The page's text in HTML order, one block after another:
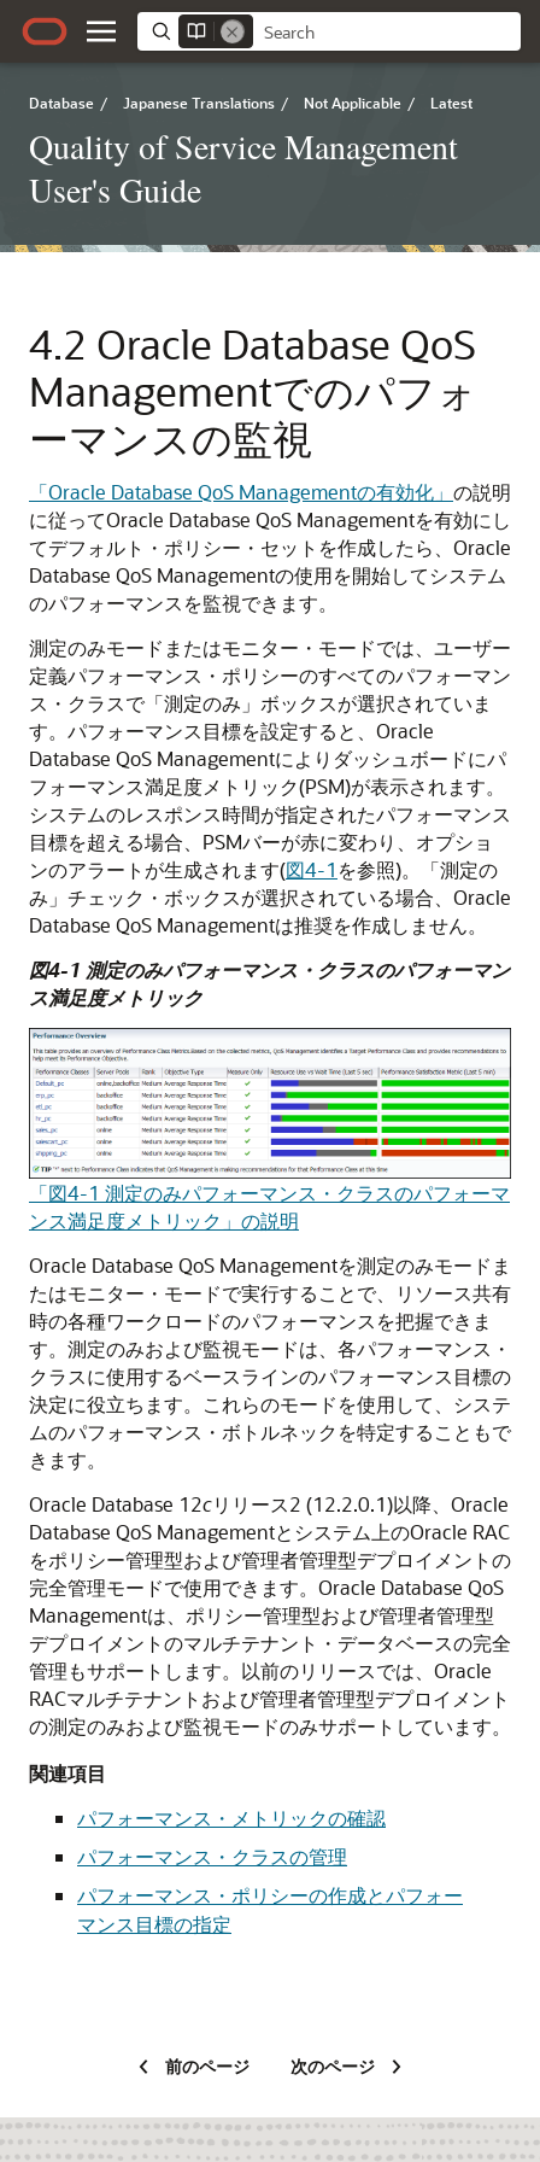
Database / Japanese Translations / Not Applicable / Latest
Quality of Service Management
User's Guide
4.2 Oracle Database QoS
Managementでのパフォ
ーマンスの監視
「Oracle Database QoS Managementの有効化」 の説明
に従ってOracle Database QoS Managementを有効にし
てデフォルト・ポリシー・セットを作成したら、Oracle
Database QoS Managementの使用を開始してシステム
のパフォーマンスを監視できます。
測定のみモードまたはモニター・モードでは、ユーザー
定義パフォーマンス・ポリシーのすべてのパフォーマン
ス・クラスで「測定のみ」ボックスが選択されていま
す。パフォーマンス目標を設定すると、Oracle
Database QoS Managementによりダッシュボードにパ
フォーマンス満足度メトリック(PSM)が表示されます。
システムのレスポンス時間が指定されたパフォーマンス
目標を超える場合、PSMバーが赤に変わり、オプショ
ンのアラートが生成されます(図4-1 を参照)。「測定の
み」チェック・ボックスが選択されている場合、Oracle
Database QoS Managementは推奨を作成しません。
図4-1 測定のみパフォーマンス・クラスのパフォーマン
ス満足度メトリック
「図4-1 測定のみパフォーマンス・クラスのパフォーマ
ンス満足度メトリック」の説明
Oracle Database QoS Managementを測定のみモードま
たはモニター・モードで実行することで、リソース共有
時の各種ワークロードのパフォーマンスを把握できま
す。測定のみおよび監視モードは、各パフォーマンス・
クラスに使用するベースラインのパフォーマンス目標の
決定に役立ちます。これらのモードを使用して、システ
ムのパフォーマンス・ボトルネックを特定することもで
きます。
Oracle Database 12cリリース2 (12.2.0.1)以降、Oracle
Database QoS Managementとシステム上のOracle RAC
をポリシー管理型および管理者管理型デプロイメントの
完全管理モードで使用できます。Oracle Database QoS
Managementは、ポリシー管理型および管理者管理型
デプロイメントのマルチテナント・データベースの完全
管理もサポートします。以前のリリースでは、Oracle
RACマルチテナントおよび管理者管理型デプロイメント
の測定のみおよび監視モードのみサポートしています。
関連項目
パフォーマンス・メトリックの確認
パフォーマンス・クラスの管理
パフォーマンス・ポリシーの作成とパフォー
マンス目標の指定
前のページ 次のページ